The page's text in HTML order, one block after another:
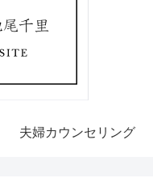
夫婦カウンセリング